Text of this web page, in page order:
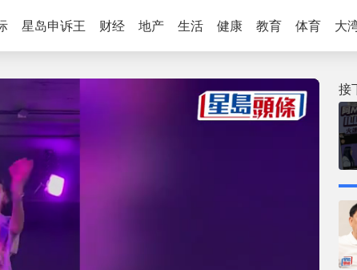
星岛申诉王 财经 地产 生活 健康 教育 体育 大
接